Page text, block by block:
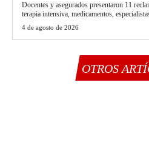
Docentes y asegurados presentaron 11
terapia intensiva, medicamentos,
4 de agosto de 2026
OTROS